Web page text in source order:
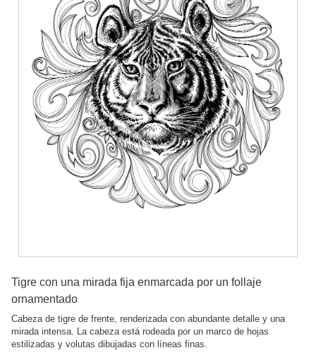
Tigre con una mirada fija enmarcada por un follaje
ornamentado
Cabeza de tigre de frente, renderizada con abundante detalle y una
mirada intensa. La cabeza está rodeada por un marco de hojas
estilizadas y volutas dibujadas con líneas finas.